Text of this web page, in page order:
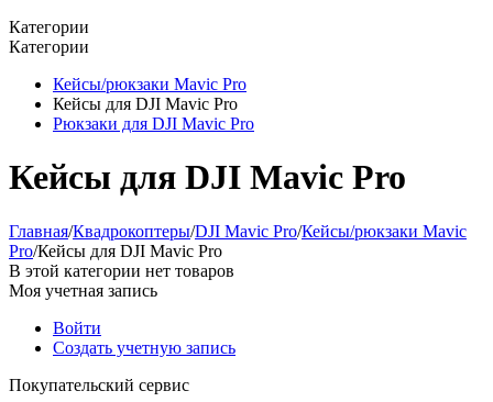
Категории
Категории
Кейсы/рюкзаки Mavic Pro
Кейсы для DJI Mavic Pro
Рюкзаки для DJI Mavic Pro
Кейсы для DJI Mavic Pro
Главная/Квадрокоптеры/DJI Mavic Pro/Кейсы/рюкзаки Mavic
Pro/Кейсы для DJI Mavic Pro
В этой категории нет товаров
Моя учетная запись
Войти
Создать учетную запись
Покупательский сервис